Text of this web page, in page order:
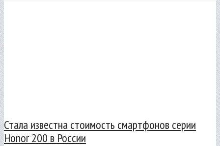
Стала известна стоимость смартфонов серии
Honor 200 в России